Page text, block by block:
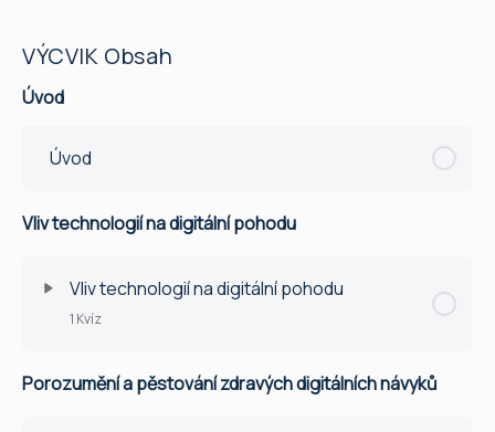
VÝCVIK Obsah
Úvod
Úvod
Vliv technologií na digitální pohodu
Vliv technologií na digitální pohodu
1 Kvíz
Lekce Obsah
Porozumění a pěstování zdravých digitálních návyků